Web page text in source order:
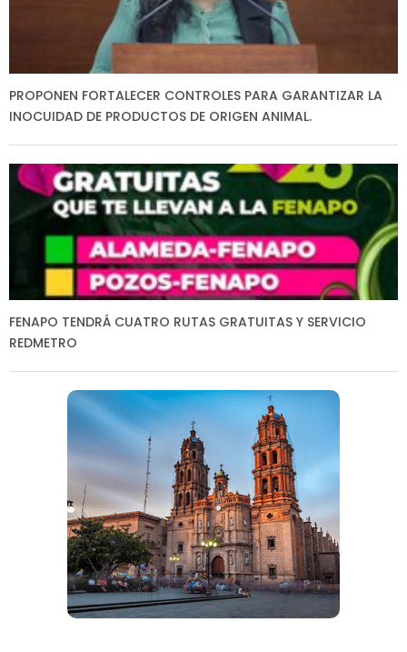
PROPONEN FORTALECER CONTROLES PARA GARANTIZAR LA
INOCUIDAD DE PRODUCTOS DE ORIGEN ANIMAL.
FENAPO TENDRÁ CUATRO RUTAS GRATUITAS Y SERVICIO
REDMETRO